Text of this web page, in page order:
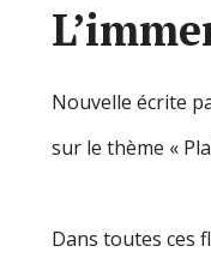
Nouvelle écrite
sur le thème «
Dans toutes ces